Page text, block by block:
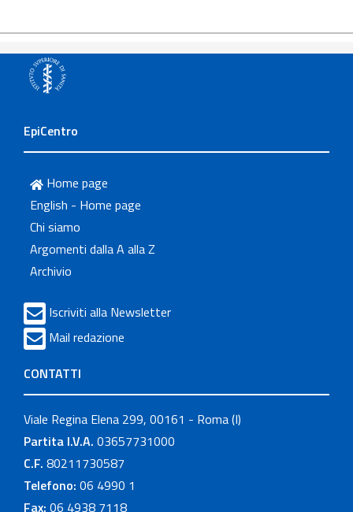
EpiCentro
Home page
English - Home page
Chi siamo
Argomenti dalla A alla Z
Archivio
Iscriviti alla Newsletter
Mail redazione
CONTATTI
Viale Regina Elena 299, 00161 - Roma (I)
Partita I.V.A. 03657731000
C.F. 80211730587
Telefono: 06 4990 1
Fax: 06 4938 7118